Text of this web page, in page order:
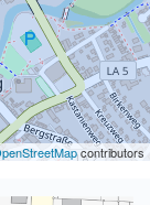
contributors